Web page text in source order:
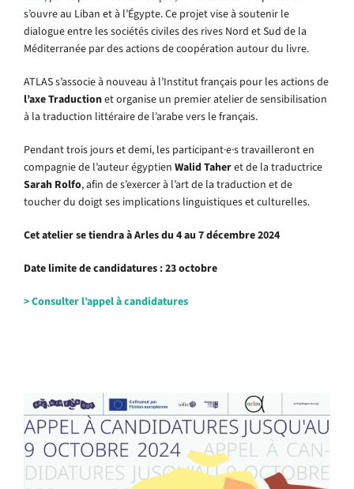
s’ouvre au Liban et à l’Égypte. Ce projet vise à soutenir le
dialogue entre les sociétés civiles des rives Nord et Sud de la
Méditerranée par des actions de coopération autour du livre.
ATLAS s’associe à nouveau à l’Institut français pour les actions de
l’axe Traductionet organise un premier atelier de sensibilisation
à la traduction littéraire de l’arabe vers le français.
Pendant trois jours et demi, les participant·e·s travailleront en
compagnie de l’auteur égyptien Walid Taheret de la traductrice
Sarah Rolfo, afin de s’exercer à l’art de la traduction et de
toucher du doigt ses implications linguistiques et culturelles.
Cet atelier se tiendra à Arles du 4 au 7 décembre 2024
Date limite de candidatures : 23 octobre
> Consulter l’appel à candidatures